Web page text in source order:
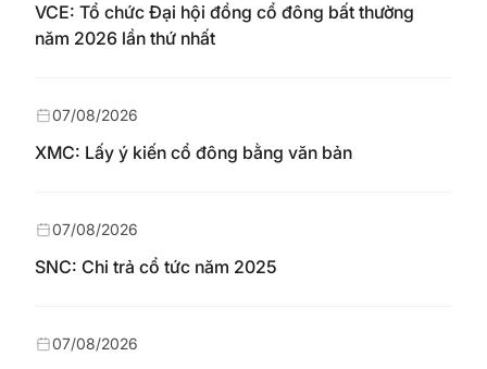
VCE: Tổ chức Đại hội đồng cổ đông bất thường
năm 2026 lần thứ nhất
XMC: Lấy ý kiến cổ đông bằng văn bản
07/08/2026
SNC: Chi trả cổ tức năm 2025
07/08/2026
07/08/2026